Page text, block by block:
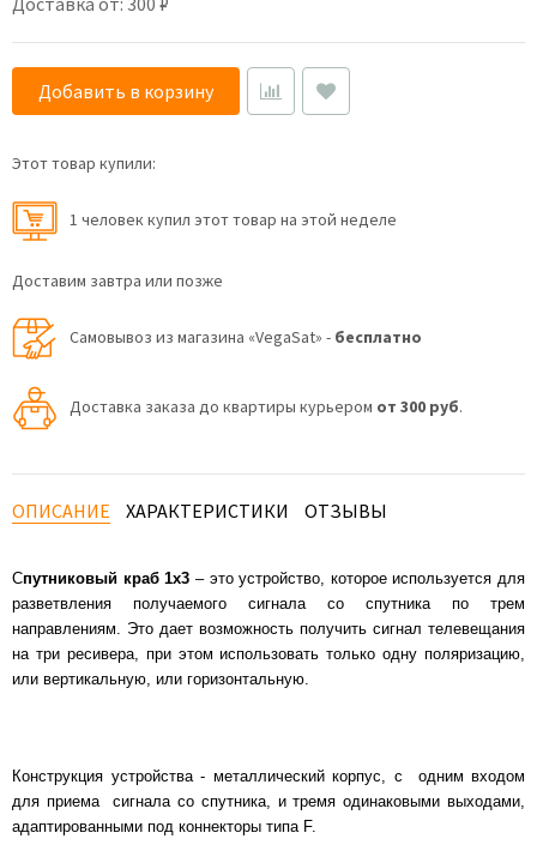
Добавить в корзину
Этот товар купили:
1 человек купил этот товар на этой неделе
Доставим завтра или позже
Самовывоз из магазина «VegaSat» - бесплатно
Доставка заказа до квартиры курьером от 300 руб.
ОПИСАНИЕ ХАРАКТЕРИСТИКИ ОТЗЫВЫ
Спутниковый краб 1х3 – это устройство, которое используется для
разветвления получаемого сигнала со спутника по трем
направлениям. Это дает возможность получить сигнал телевещания
на три ресивера, при этом использовать только одну поляризацию,
или вертикальную, или горизонтальную.
Конструкция устройства - металлический корпус, с одним входом
для приема сигнала со спутника, и тремя одинаковыми выходами,
адаптированными под коннекторы типа F.